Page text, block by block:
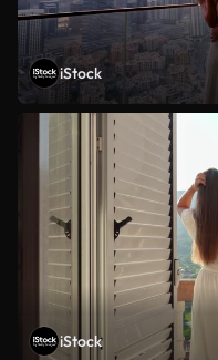
iStock
iStock